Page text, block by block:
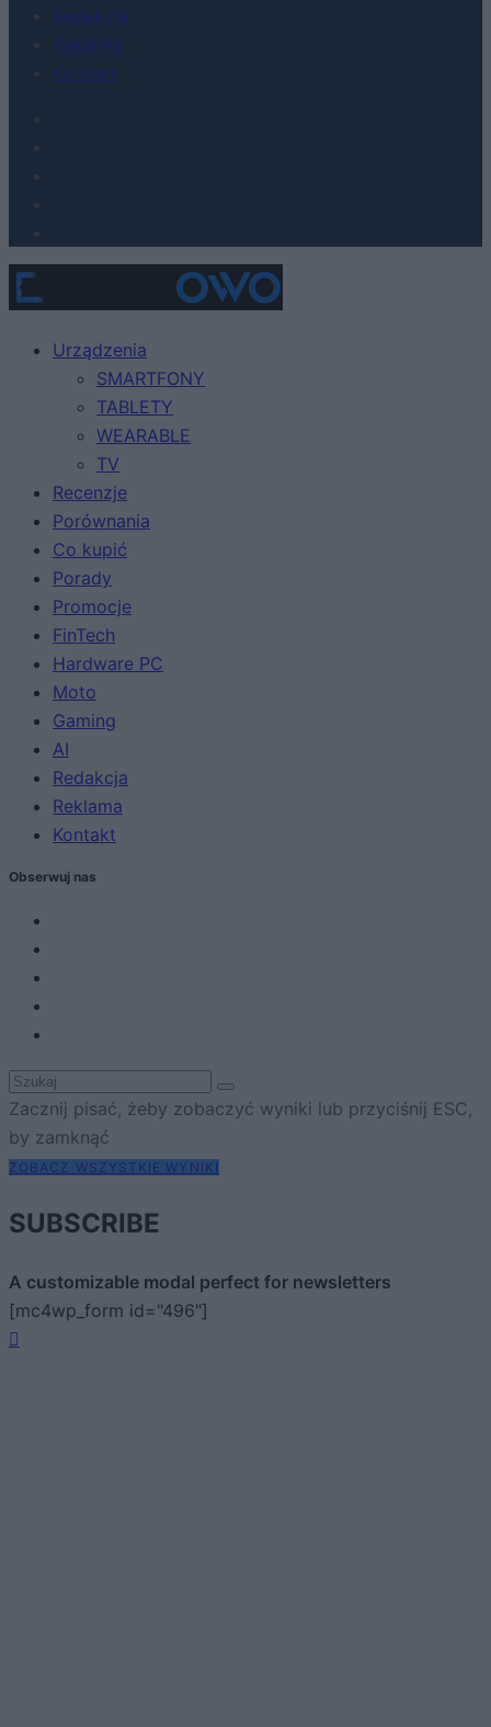
Redakcja
Reklama
Kontakt
Urządzenia
SMARTFONY
TABLETY
WEARABLE
TV
Recenzje
Porównania
Co kupić
Porady
Promocje
FinTech
Hardware PC
Moto
Gaming
AI
Redakcja
Reklama
Kontakt
Obserwuj nas
Zacznij pisać, żeby zobaczyć wyniki lub przyciśnij ESC,
by zamknąć
ZOBACZ WSZYSTKIE WYNIKI
SUBSCRIBE
A customizable modal perfect for newsletters
[mc4wp_form id="496"]